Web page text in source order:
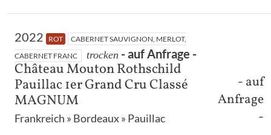
2022 ROT
CABERNET SAUVIGNON, MERLOT,
CABERNET FRANC
trocken - auf Anfrage -
Château Mouton Rothschild
Pauillac 1er Grand Cru Classé
MAGNUM
Frankreich » Bordeaux » Pauillac
- auf
Anfrage
-